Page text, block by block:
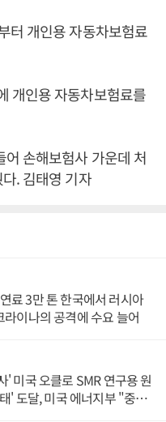
터 개인용 자동차보험료
개인용 자동차보험료를
손해보험사 가운데 처
. 김태영 기자
료 3만 톤 한국에서 러시아
이나의 공격에 수요 늘어
' 미국 오클로 SMR 연구용 원
' 도달, 미국 에너지부 "중요